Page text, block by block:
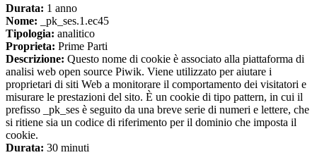
Durata: 1 anno
Nome: _pk_ses.1.ec45
Tipologia: analitico
Proprieta: Prime Parti
Descrizione: Questo nome di cookie è associato alla piattaforma di
analisi web open source Piwik. Viene utilizzato per aiutare i
proprietari di siti Web a monitorare il comportamento dei visitatori e
misurare le prestazioni del sito. È un cookie di tipo pattern, in cui il
prefisso _pk_ses è seguito da una breve serie di numeri e lettere, che
si ritiene sia un codice di riferimento per il dominio che imposta il
cookie.
Durata: 30 minuti